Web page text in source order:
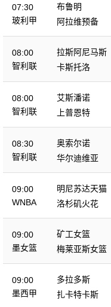
07:30
玻利甲
布鲁明
阿拉维预备
08:00
智利联
拉斯阿尼马斯
卡斯托洛
08:00
智利联
艾斯潘诺
上普恩特
08:30
智利联
奥索尔诺
华尔迪维亚
09:00
WNBA
明尼苏达天猫
洛杉矶火花
09:00
墨女篮
矿工女篮
梅莱亚斯女篮
09:00
墨西甲
多拉多斯
扎卡特卡斯